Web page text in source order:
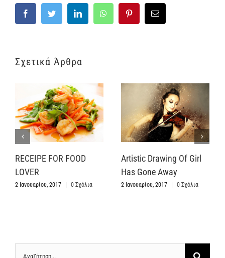
FacebookTwitter LinkedIn WhatsAppPinterestEmail
Σχετικά Άρθρα
RECEIPE FOR FOOD
LOVER
2 Ιανουαρίου, 2017 0 Σχόλια
Artistic Drawing Of Girl
Has Gone Away
2 Ιανουαρίου, 2017 0 Σχόλια
Αναζήτηση